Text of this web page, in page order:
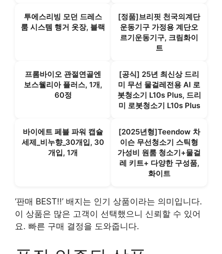
투에스리빙 모던 드레스
룸 시스템 행거 옷장, 블랙
[정품]브리핏 천국의계단
운동기구 가정용 계단오
르기운동기구, 크림화이
트
프롬바이오 관절연골엔
보스웰리아 플러스, 1개,
60정
[공식] 25년 최신상 드리
미 무선 물걸레전용 AI 로
봇청소기 L10s Plus, 드리
미 로봇청소기 L10s Plus
바이에트 페블 파워 캡슐
세제_비누향_30개입, 30
개입, 1개
[2025년형]Teendow 차
이슨 무선청소기 스틱형
가성비 원룸 청소기+물걸
레 키트+ 다양한 구성품,
화이트
‘판매 BEST!!’ 배지는 인기 상품이라는 의미입니다.
이 상품은 많은 고객이 선택했으니 신뢰할 수 있어
요. 빠른 구매 결정을 도와줍니다.